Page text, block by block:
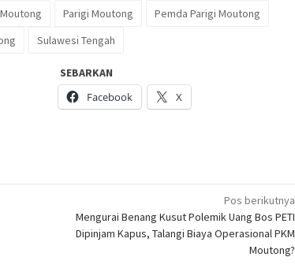
Parigi Moutong
Pemda Parigi Moutong
Sulawesi Tengah
SEBARKAN
Facebook
X
Pos berikutnya
Mengurai Benang Kusut Polemik Uang Bos PETI
Dipinjam Kapus, Talangi Biaya Operasional PKM
Moutong?